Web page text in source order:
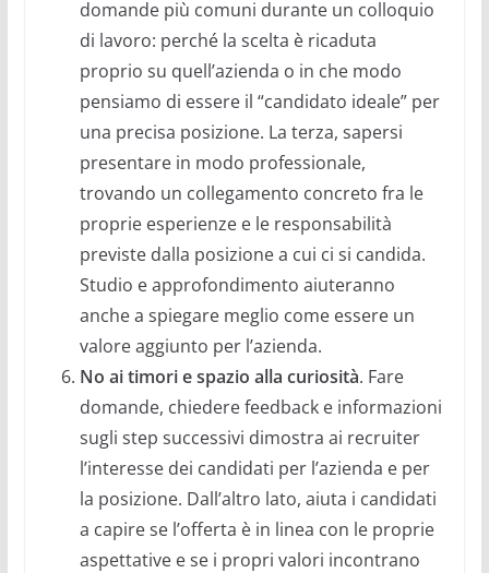
domande più comuni durante un colloquio
di lavoro: perché la scelta è ricaduta
proprio su quell’azienda o in che modo
pensiamo di essere il “candidato ideale” per
una precisa posizione. La terza, sapersi
presentare in modo professionale,
trovando un collegamento concreto fra le
proprie esperienze e le responsabilità
previste dalla posizione a cui ci si candida.
Studio e approfondimento aiuteranno
anche a spiegare meglio come essere un
valore aggiunto per l’azienda.
No ai timori e spazio alla curiosità. Fare
domande, chiedere feedback e informazioni
sugli step successivi dimostra ai recruiter
l’interesse dei candidati per l’azienda e per
la posizione. Dall’altro lato, aiuta i candidati
a capire se l’offerta è in linea con le proprie
aspettative e se i propri valori incontrano